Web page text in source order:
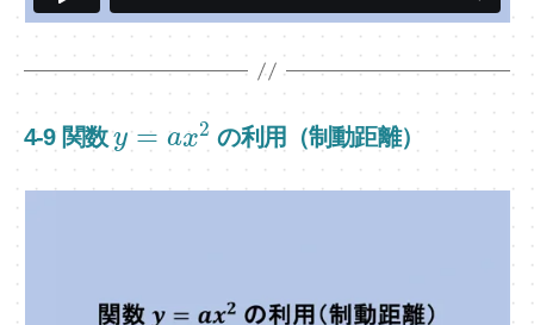
4-9 関数y = ax2 の利用（制動距離）